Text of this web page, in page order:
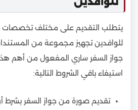
يتطلب التقديم على مختلف تخصصات
للوافدين تجهيز مجموعة من
جواز السفر ساري المفعول من أهم
استيفاء باقي الشروط التالية:
تقديم صورة من جواز السفر بشرط